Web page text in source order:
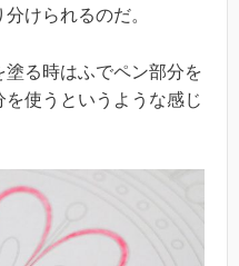
けられるのだ。
る時はふでペン部分を
使うというような感じ